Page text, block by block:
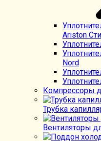
Ariston
Nord
Компрессоры
Трубка
Вентиляторы